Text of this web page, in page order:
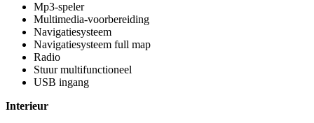
Mp3-speler
Multimedia-voorbereiding
Navigatiesysteem
Navigatiesysteem full map
Radio
Stuur multifunctioneel
USB ingang
Interieur